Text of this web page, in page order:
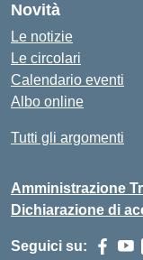
Novità
Le notizie
Le circolari
Calendario eventi
Albo online
Tutti gli argomenti
Amministrazione
Dichiarazione di
Seguici su: